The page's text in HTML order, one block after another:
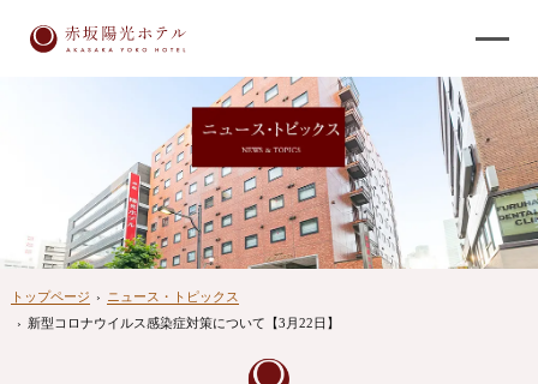
トップページ ›
ニュース・トピックス
› 新型コロナウイルス感染症対策について【3月22日】